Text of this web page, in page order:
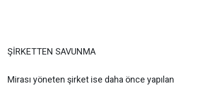
ŞİRKETTEN SAVUNMA
Mirası yöneten şirket ise daha önce yapılan